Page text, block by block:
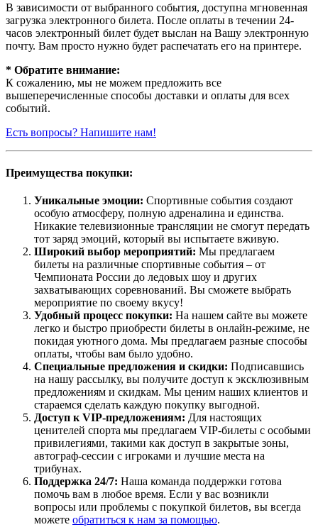
В зависимости от выбранного события, доступна мгновенная
загрузка электронного билета. После оплаты в течении 24-
часов электронный билет будет выслан на Вашу электронную
почту. Вам просто нужно будет распечатать его на принтере.
* Обратите внимание:
К сожалению, мы не можем предложить все
вышеперечисленные способы доставки и оплаты для всех
событий.
Есть вопросы? Напишите нам!
Преимущества покупки:
Уникальные эмоции: Спортивные события создают
особую атмосферу, полную адреналина и единства.
Никакие телевизионные трансляции не смогут передать
тот заряд эмоций, который вы испытаете вживую.
Широкий выбор мероприятий: Мы предлагаем
билеты на различные спортивные события – от
Чемпионата России до ледовых шоу и других
захватывающих соревнований. Вы сможете выбрать
мероприятие по своему вкусу!
Удобный процесс покупки: На нашем сайте вы можете
легко и быстро приобрести билеты в онлайн-режиме, не
покидая уютного дома. Мы предлагаем разные способы
оплаты, чтобы вам было удобно.
Специальные предложения и скидки: Подписавшись
на нашу рассылку, вы получите доступ к эксклюзивным
предложениям и скидкам. Мы ценим наших клиентов и
стараемся сделать каждую покупку выгодной.
Доступ к VIP-предложениям: Для настоящих
ценителей спорта мы предлагаем VIP-билеты с особыми
привилегиями, такими как доступ в закрытые зоны,
автограф-сессии с игроками и лучшие места на
трибунах.
Поддержка 24/7: Наша команда поддержки готова
помочь вам в любое время. Если у вас возникли
вопросы или проблемы с покупкой билетов, вы всегда
можете обратиться к нам за помощью.